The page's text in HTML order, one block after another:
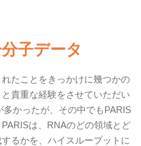
子データ
たことをきっかけに幾つかの
貴重な経験をさせていただい
かったが、その中でもPARIS
は、RNAのどの領域とど
るかを、ハイスループットに